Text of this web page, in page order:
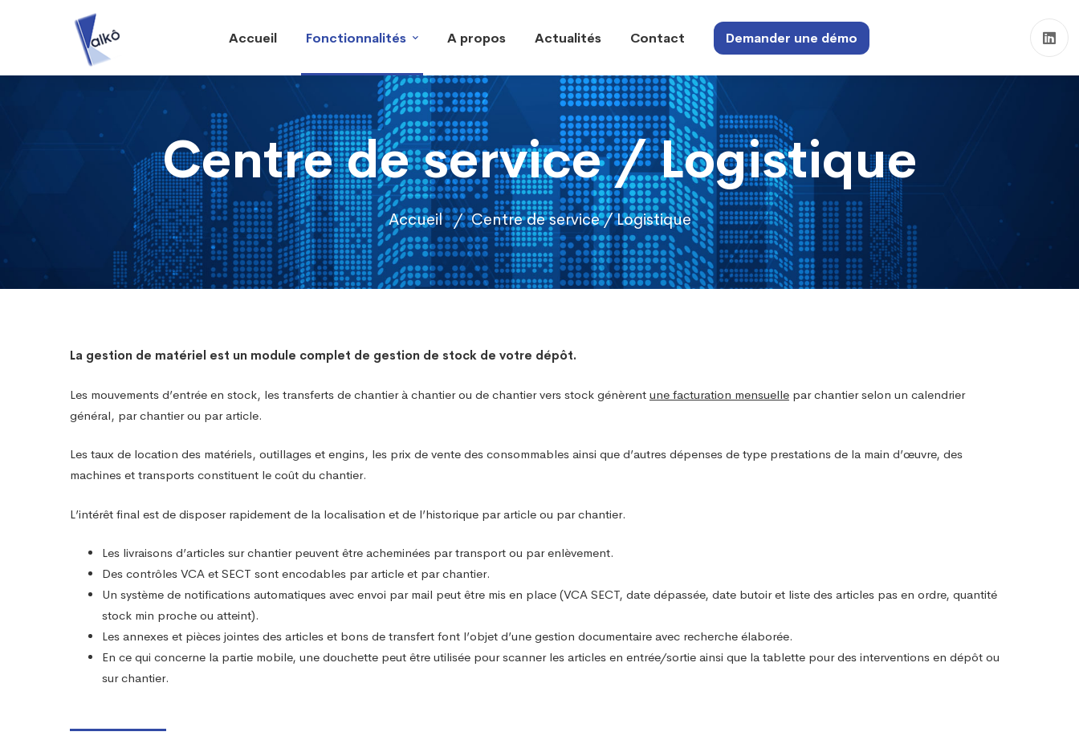
Accueil Fonctionnalités A propos Actualités Contact Demander une démo
Centre de service / Logistique
Accueil Centre de service / Logistique
Centre
de
service
Logistique
La gestion de matériel est un module complet de gestion de stock de votre dépôt.
Les mouvements d’entrée en stock, les transferts de chantier à chantier ou de chantier vers stock génèrent une facturation mensuelle par chantier selon un calendrier
général, par chantier ou par article.
Les taux de location des matériels, outillages et engins, les prix de vente des consommables ainsi que d’autres dépenses de type prestations de la main d’œuvre, des
machines et transports constituent le coût du chantier.
L’intérêt final est de disposer rapidement de la localisation et de l’historique par article ou par chantier.
Les livraisons d’articles sur chantier peuvent être acheminées par transport ou par enlèvement.
Des contrôles VCA et SECT sont encodables par article et par chantier.
Un système de notifications automatiques avec envoi par mail peut être mis en place (VCA SECT, date dépassée, date butoir et liste des articles pas en ordre, quantité
stock min proche ou atteint).
Les annexes et pièces jointes des articles et bons de transfert font l’objet d’une gestion documentaire avec recherche élaborée.
En ce qui concerne la partie mobile, une douchette peut être utilisée pour scanner les articles en entrée/sortie ainsi que la tablette pour des interventions en dépôt ou
sur chantier.